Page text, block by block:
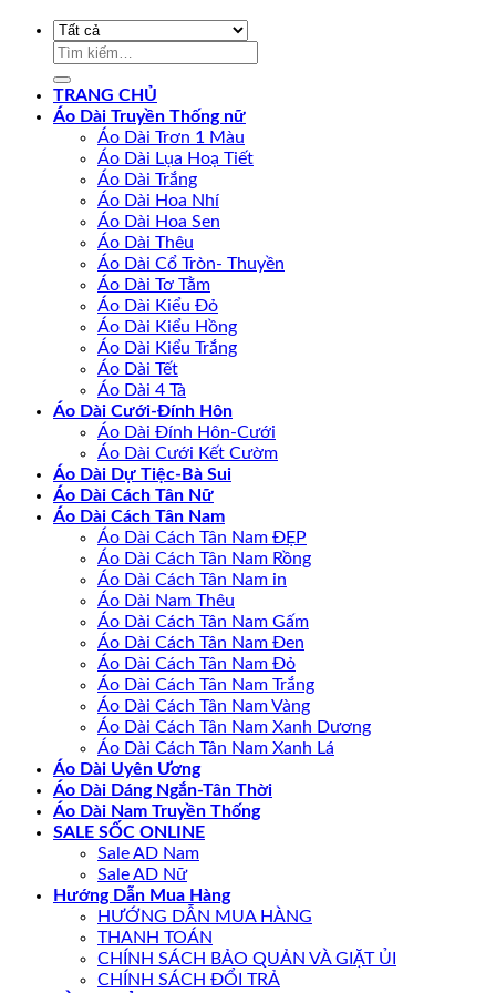
Tìm
TRANG CHỦ
Áo Dài Truyền Thống nữ
Áo Dài Trơn 1 Màu
Áo Dài Lụa Hoạ Tiết
Áo Dài Trắng
Áo Dài Hoa Nhí
Áo Dài Hoa Sen
Áo Dài Thêu
Áo Dài Cổ Tròn- Thuyền
Áo Dài Tơ Tằm
Áo Dài Kiểu Đỏ
Áo Dài Kiểu Hồng
Áo Dài Kiểu Trắng
Áo Dài Tết
Áo Dài 4 Tà
Áo Dài Cưới-Đính Hôn
Áo Dài Đính Hôn-Cưới
Áo Dài Cưới Kết Cườm
Áo Dài Dự Tiệc-Bà Sui
Áo Dài Cách Tân Nữ
Áo Dài Cách Tân Nam
Áo Dài Cách Tân Nam ĐẸP
Áo Dài Cách Tân Nam Rồng
Áo Dài Cách Tân Nam in
Áo Dài Nam Thêu
Áo Dài Cách Tân Nam Gấm
Áo Dài Cách Tân Nam Đen
Áo Dài Cách Tân Nam Đỏ
Áo Dài Cách Tân Nam Trắng
Áo Dài Cách Tân Nam Vàng
Áo Dài Cách Tân Nam Xanh Dương
Áo Dài Cách Tân Nam Xanh Lá
Áo Dài Uyên Ương
Áo Dài Dáng Ngắn-Tân Thời
Áo Dài Nam Truyền Thống
SALE SỐC ONLINE
Sale AD Nam
Sale AD Nữ
Hướng Dẫn Mua Hàng
HƯỚNG DẪN MUA HÀNG
THANH TOÁN
CHÍNH SÁCH BẢO QUẢN VÀ GIẶT ỦI
CHÍNH SÁCH ĐỔI TRẢ